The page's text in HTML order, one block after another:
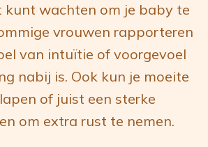
kunt wachten om je baby te
vrouwen rapporteren
van intuïtie of voorgevoel
nabij is. Ook kun je moeite
of juist een sterke
om extra rust te nemen.